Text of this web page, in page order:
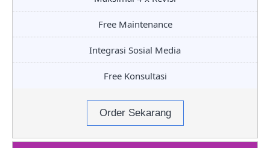
Free Maintenance
Integrasi Sosial Media
Free Konsultasi
Order Sekarang